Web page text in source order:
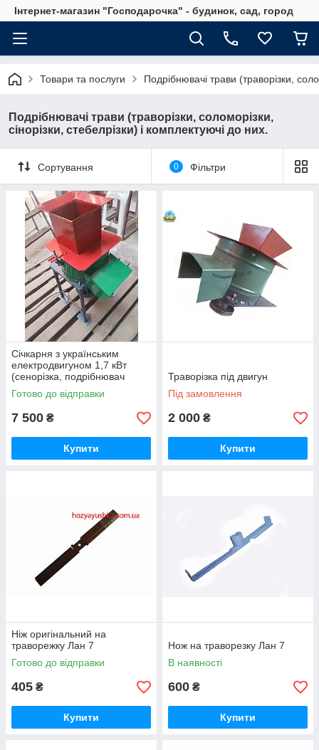
Інтернет-магазин "Господарочка" - будинок, сад, город
Товари та послуги Подрібнювачі трави (траворізки,
Подрібнювачі трави (траворізки, соломорізки,
сінорізки, стебелрізки) і комплектуючі до них.
Сортування 0 Фільтри
Січкарня з українським
електродвигуном 1,7 кВт
(сенорізка, подрібнювач
трави)
Готово до відправки
7 500 ₴
Купити
Траворізка під двигун
Під замовлення
2 000 ₴
Купити
Ніж оригінальний на
траворежку Лан 7
Готово до відправки
405 ₴
Купити
Нож на траворезку Лан 7
В наявності
600 ₴
Купити